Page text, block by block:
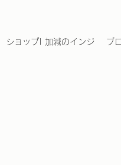
ショップ| 加減のインジ ブ